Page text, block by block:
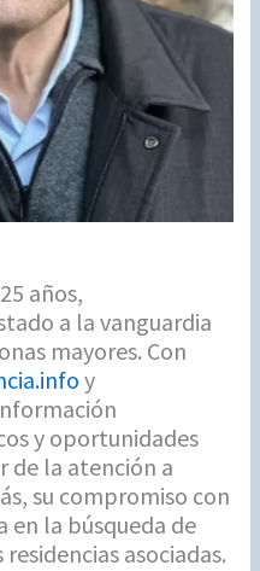
años,
a la vanguardia
mayores. Con
y
y oportunidades
de la atención a
su compromiso con
en la búsqueda de
asociadas.